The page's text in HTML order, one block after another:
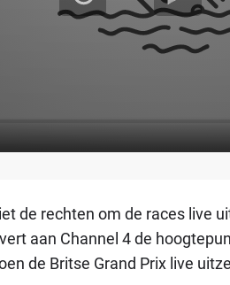
de rechten om de races live
aan Channel 4 de
de Britse Grand Prix live